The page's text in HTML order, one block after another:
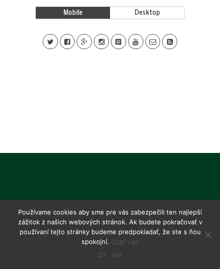
Mobile Desktop
Používame cookies aby sme pre vás zabezpečili ten najlepší
zážitok z našich webových stránok. Ak budete pokračovať v
používaní tejto stránky budeme predpokladať, že ste s ňou
spokojní. Čítať viac
Ok
Nie